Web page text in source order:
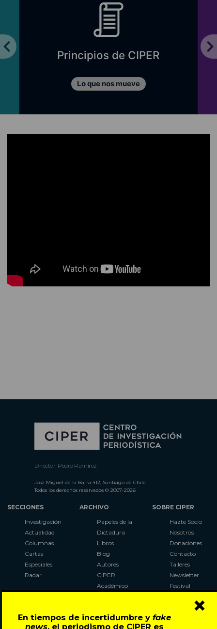
En tiempos de incertidumbre y fake
news, el periodismo de CIPER es
×
Principios de CIPER
Lo que nos mueve
Director: Pedro Ramírez
José Miguel de la Barra 412, Santiago de Chile
Todos los derechos reservados © 2007-2026
SECCIONES
Investigación
Actualidad
Columnas
Cartas
Especiales
Radar
ARCHIVO
Papeles de la
Dictadura
Libros
Blog
Autores
CIPER
Académico
Al Plebiscito
SOBRE CIPER
Hazte Socio
Nosotros
Donaciones
Contacto
Talleres
Newsletter
Festival